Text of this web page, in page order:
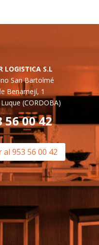
LOGISTICA S.L
San Bartolmé
Benamejí, 1
Luque (CORDOBA)
56 00 42
al 953 56 00 42